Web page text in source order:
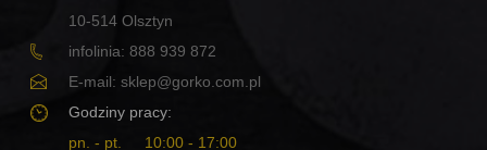
10-514 Olsztyn
infolinia: 888 939 872
E-mail: sklep@gorko.com.pl
Godziny pracy:
pn. - pt.
10:00 - 17:00